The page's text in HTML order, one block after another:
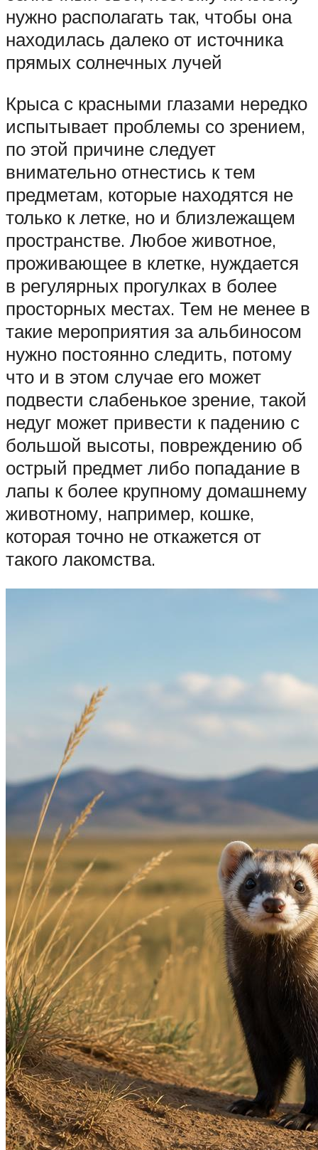
нужно располагать так, чтобы она
находилась далеко от источника
прямых солнечных лучей
Крыса с красными глазами нередко
испытывает проблемы со зрением,
по этой причине следует
внимательно отнестись к тем
предметам, которые находятся не
только к летке, но и близлежащем
пространстве. Любое животное,
проживающее в клетке, нуждается
в регулярных прогулках в более
просторных местах. Тем не менее в
такие мероприятия за альбиносом
нужно постоянно следить, потому
что и в этом случае его может
подвести слабенькое зрение, такой
недуг может привести к падению с
большой высоты, повреждению об
острый предмет либо попадание в
лапы к более крупному домашнему
животному, например, кошке,
которая точно не откажется от
такого лакомства.